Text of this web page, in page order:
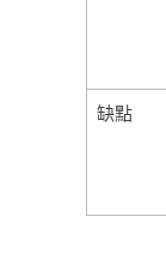
缺點